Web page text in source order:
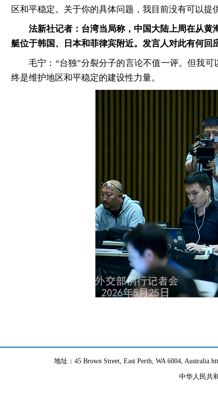
区和平稳定。关于你的具体问题，我目前没有可以提
法新社记者：台湾当局称，中国大陆上周在从
艇位于韩国、日本和菲律宾附近。发言人对此有何回
毛宁：“台独”分裂分子的言论不值一评。但我
终是维护地区和平稳定的建设性力量。
地址：45 Brown Street, East Perth, WA 6004, Australia
中华人民共